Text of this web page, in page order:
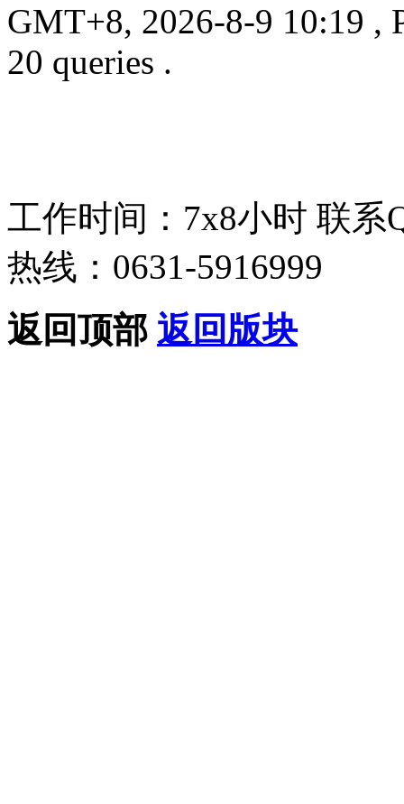
GMT+8, 2026-8-9 10:19 ,
20 queries .
工作时间：7x8小时 联系
热线：0631-5916999
返回顶部 返回版块